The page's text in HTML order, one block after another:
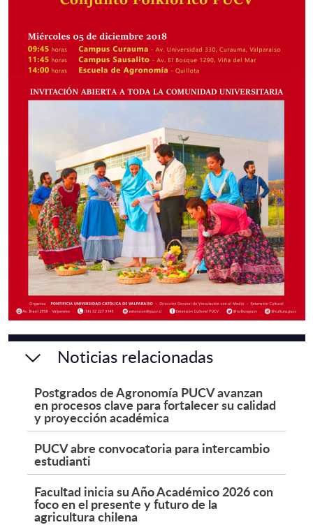
Noticias relacionadas
Postgrados de Agronomía PUCV avanzan
en procesos clave para fortalecer su calidad
y proyección académica
PUCV abre convocatoria para intercambio
estudianti
Facultad inicia su Año Académico 2026 con
foco en el presente y futuro de la
agricultura chilena